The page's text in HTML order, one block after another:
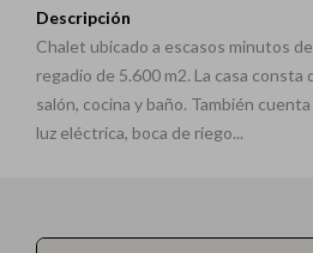
Descripción
Chalet ubicado a escasos minutos
regadío de 5.600 m2. La casa
salón, cocina y baño. También
luz eléctrica, boca de riego...